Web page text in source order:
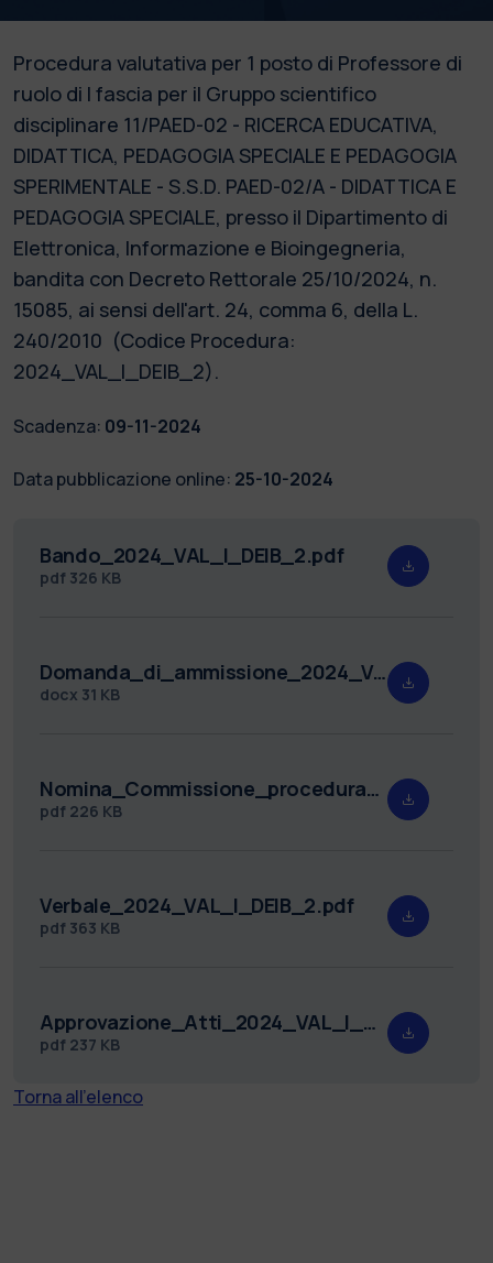
Procedura valutativa per 1 posto di Professore di
ruolo di I fascia per il Gruppo scientifico
disciplinare 11/PAED-02 - RICERCA EDUCATIVA,
DIDATTICA, PEDAGOGIA SPECIALE E PEDAGOGIA
SPERIMENTALE - S.S.D. PAED-02/A - DIDATTICA E
PEDAGOGIA SPECIALE, presso il Dipartimento di
Elettronica, Informazione e Bioingegneria,
bandita con Decreto Rettorale 25/10/2024, n.
15085, ai sensi dell'art. 24, comma 6, della L.
240/2010 (Codice Procedura:
2024_VAL_I_DEIB_2).
Scadenza: 09-11-2024
Data pubblicazione online: 25-10-2024
Bando_2024_VAL_I_DEIB_2.pdf
pdf 326 KB
Domanda_di_ammissione_2024_VAL_I_DEIB_2.docx
docx 31 KB
Nomina_Commissione_procedura_valutativa_2024_VAL_I_DEIB_2.pdf
pdf 226 KB
Verbale_2024_VAL_I_DEIB_2.pdf
pdf 363 KB
Approvazione_Atti_2024_VAL_I_DEIB_2.pdf
pdf 237 KB
Torna all'elenco